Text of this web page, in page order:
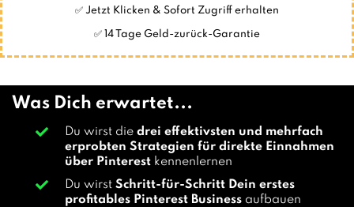
✅ Jetzt Klicken & Sofort Zugriff erhalten
✅ 14 Tage Geld-zurück-Garantie
Was Dich erwartet...
Du wirst die drei effektivsten und mehrfach
erprobten Strategien für direkte Einnahmen
über Pinterest kennenlernen
Du wirst Schritt-für-Schritt Dein erstes
profitables Pinterest Business aufbauen